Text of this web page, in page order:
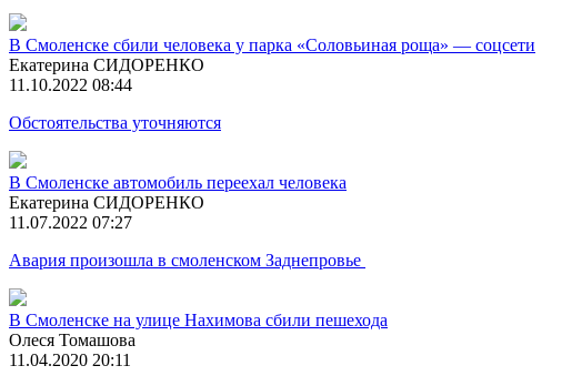
В Смоленске сбили человека у парка «Соловьиная роща» — соцсети
Екатерина СИДОРЕНКО
11.10.2022 08:44
Обстоятельства уточняются
В Смоленске автомобиль переехал человека
Екатерина СИДОРЕНКО
11.07.2022 07:27
Авария произошла в смоленском Заднепровье
В Смоленске на улице Нахимова сбили пешехода
Олеся Томашова
11.04.2020 20:11